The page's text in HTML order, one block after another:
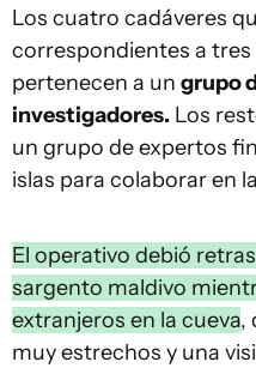
Los cuatro cadáveres
correspondientes a
pertenecen a un grupo
investigadores. Los
un grupo de expertos
islas para colaborar en
El operativo debió
sargento maldivo
extranjeros en la cueva,
muy estrechos y una